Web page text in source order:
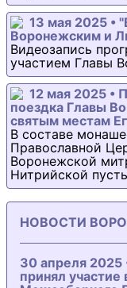
13 мая 2025 •
Воронежским и
Видеозапись
участием Главы
12 мая 2025 •
поездка Главы
святым местам
В составе
Православной
Воронежской
Нитрийской
НОВОСТИ
30 апреля
принял участие